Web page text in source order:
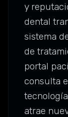
y
dental
sistema
de
portal
consulta
atrae